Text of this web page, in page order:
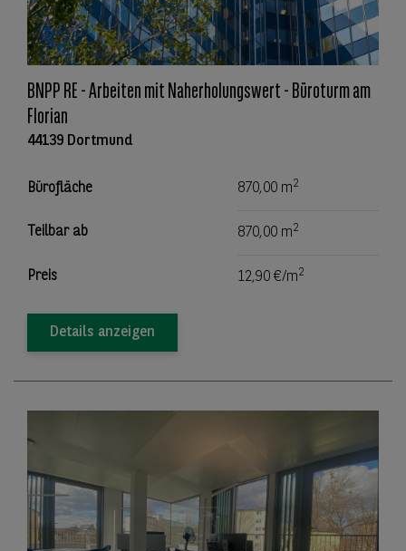
BNPP RE - Arbeiten mit Naherholungswert - Büroturm am
Florian
44139 Dortmund
Bürofläche 870,00 m2
Teilbar ab 870,00 m2
Preis 12,90 €/m2
Details anzeigen